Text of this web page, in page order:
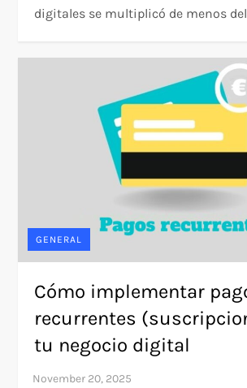
digitales se multiplicó de menos del
GENERAL
Cómo implementar
recurrentes
tu negocio digital